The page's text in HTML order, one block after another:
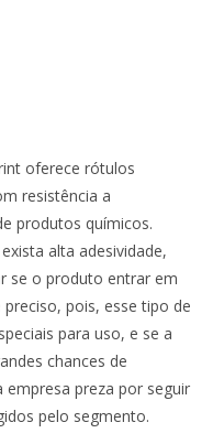
oferece rótulos
resistência a
produtos químicos.
alta adesividade,
se o produto entrar em
pois, esse tipo de
para uso, e se a
chances de
empresa preza por seguir
pelo segmento.